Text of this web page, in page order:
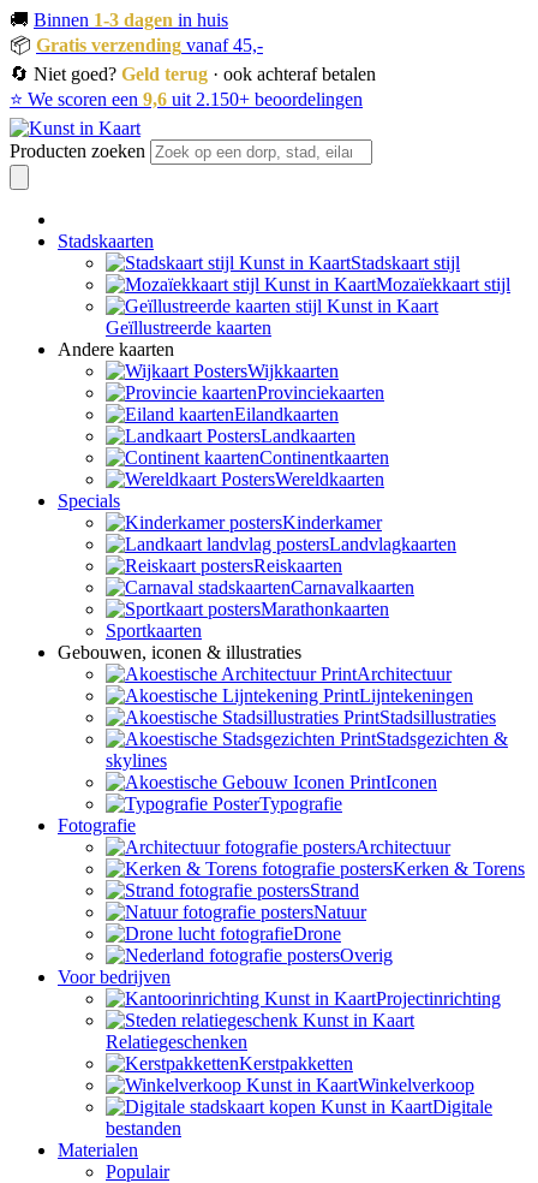
🚚 Binnen 1-3 dagen in huis
📦 Gratis verzending vanaf 45,-
🔄 Niet goed? Geld terug · ook achteraf betalen
⭐ We scoren een 9,6 uit 2.150+ beoordelingen
Producten zoeken
Stadskaarten
Stadskaart stijl
Mozaïekkaart stijl
Geïllustreerde kaarten
Andere kaarten
Wijkkaarten
Provinciekaarten
Eilandkaarten
Landkaarten
Continentkaarten
Wereldkaarten
Specials
Kinderkamer
Landvlagkaarten
Reiskaarten
Carnavalkaarten
Marathonkaarten
Sportkaarten
Gebouwen, iconen & illustraties
Architectuur
Lijntekeningen
Stadsillustraties
Stadsgezichten &
skylines
Iconen
Typografie
Fotografie
Architectuur
Kerken & Torens
Strand
Natuur
Drone
Overig
Voor bedrijven
Projectinrichting
Relatiegeschenken
Kerstpakketten
Winkelverkoop
Digitale
bestanden
Materialen
Populair